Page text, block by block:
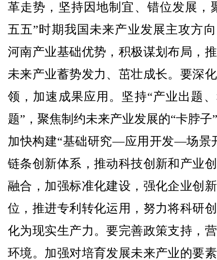
革走势，坚持因地制宜、错位发展，
五五”时期我国未来产业发展主攻方
河南产业基础优势，积极谋划布局，
未来产业蓄势发力、茁壮成长。要深
领，加速成果应用。坚持“产业出题
题”，聚焦制约未来产业发展的“卡脖子
加快构建“基础研究—应用开发—场景
链条创新体系，推动科技创新和产业
融合，加强标准化建设，强化企业创
位，推进专利转化运用，努力将科研
化为现实生产力。要完善政策支持，
环境。加强对培育发展未来产业的要